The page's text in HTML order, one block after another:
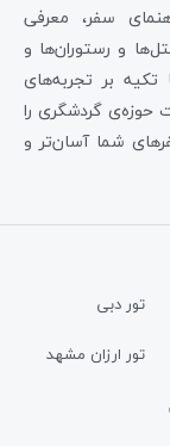
سفر، معرفی
و رستوران‌ها و
بر تجربه‌های
حوزه‌ی گردشگری را
شما آسان‌تر و
تور دبی
تور ارزان مشهد